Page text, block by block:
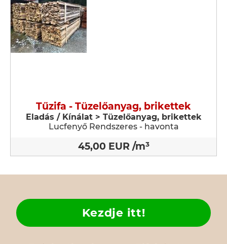
Tűzifa - Tüzelőanyag, brikettek
Eladás / Kínálat > Tüzelőanyag, brikettek
Lucfenyő Rendszeres - havonta
45,00 EUR /m³
Kezdje itt!